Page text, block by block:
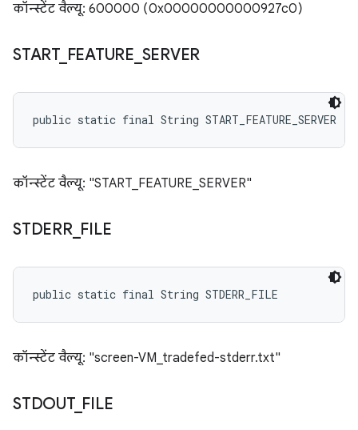
कॉन्स्टेंट वैल्यू: 600000 (0x00000000000927c0)
START_ FEATURE SERVER
public static final String START_FEATURE_SERVER
कॉन्स्टेंट वैल्यू: "START_FEATURE_SERVER"
STDERR_ FILE
public static final String STDERR_FILE
कॉन्स्टेंट वैल्यू: "screen-VM_tradefed-stderr.txt"
STDOUT_ FILE